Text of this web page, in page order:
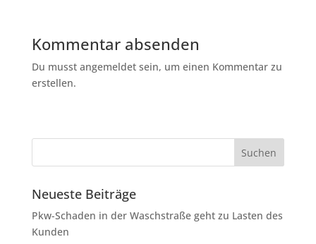
Kommentar absenden
Du musst angemeldet sein, um einen Kommentar zu
erstellen.
Neueste Beiträge
Pkw-Schaden in der Waschstraße geht zu Lasten des
Kunden